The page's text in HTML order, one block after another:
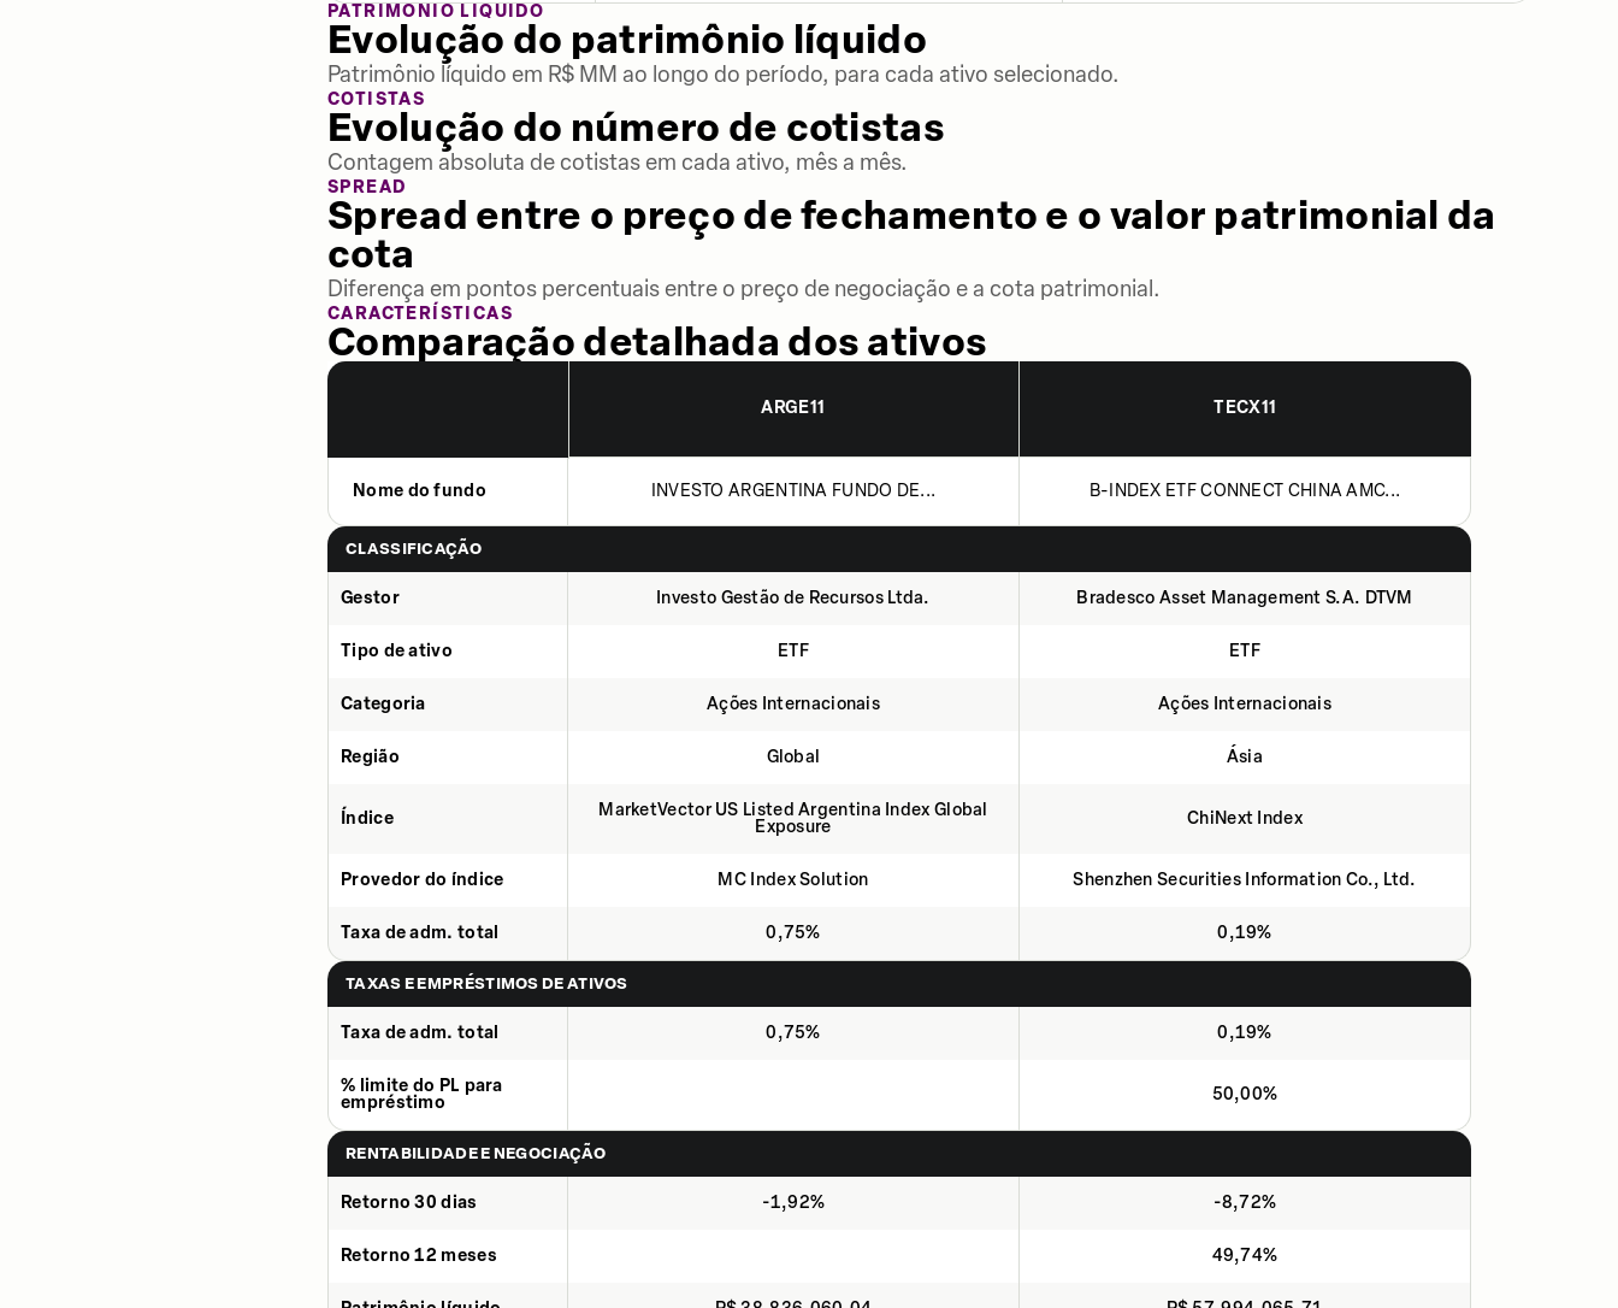
PATRIMÔNIO LÍQUIDO
Evolução do patrimônio líquido
Patrimônio líquido em R$ MM ao longo do período, para cada ativo selecionado.
COTISTAS
Evolução do número de cotistas
Contagem absoluta de cotistas em cada ativo, mês a mês.
SPREAD
Spread entre o preço de fechamento e o valor patrimonial da
cota
Diferença em pontos percentuais entre o preço de negociação e a cota patrimonial.
CARACTERÍSTICAS
Comparação detalhada dos ativos
ARGE11 TECX11
Nome do fundo INVESTO ARGENTINA FUNDO DE... B-INDEX ETF CONNECT CHINA AMC...
CLASSIFICAÇÃO
Gestor Investo Gestão de Recursos Ltda. Bradesco Asset Management S.A. DTVM
Tipo de ativo ETF ETF
Categoria Ações Internacionais Ações Internacionais
Região Global Ásia
Índice
MarketVector US Listed Argentina Index Global
Exposure
ChiNext Index
Provedor do índice MC Index Solution Shenzhen Securities Information Co., Ltd.
Taxa de adm. total 0,75% 0,19%
TAXAS E EMPRÉSTIMOS DE ATIVOS
Taxa de adm. total 0,75% 0,19%
% limite do PL para
empréstimo
50,00%
RENTABILIDADE E NEGOCIAÇÃO
Retorno 30 dias -1,92% -8,72%
Retorno 12 meses 49,74%